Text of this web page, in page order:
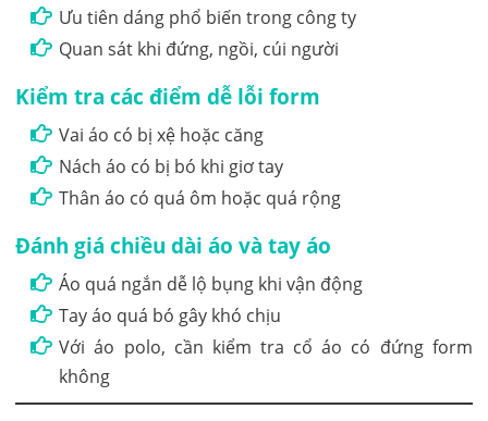
Ưu tiên dáng phổ biến trong công ty
Quan sát khi đứng, ngồi, cúi người
Kiểm tra các điểm dễ lỗi form
Vai áo có bị xệ hoặc căng
Nách áo có bị bó khi giơ tay
Thân áo có quá ôm hoặc quá rộng
Đánh giá chiều dài áo và tay áo
Áo quá ngắn dễ lộ bụng khi vận động
Tay áo quá bó gây khó chịu
Với áo polo, cần kiểm tra cổ áo có đứng form
không